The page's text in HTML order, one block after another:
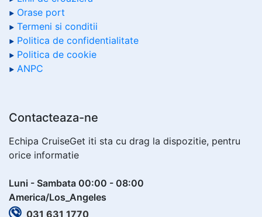
Orase port
Termeni si conditii
Politica de confidentialitate
Politica de cookie
ANPC
Contacteaza-ne
Echipa CruiseGet iti sta cu drag la dispozitie, pentru
orice informatie
Luni - Sambata 00:00 - 08:00
America/Los_Angeles
031 631 1770